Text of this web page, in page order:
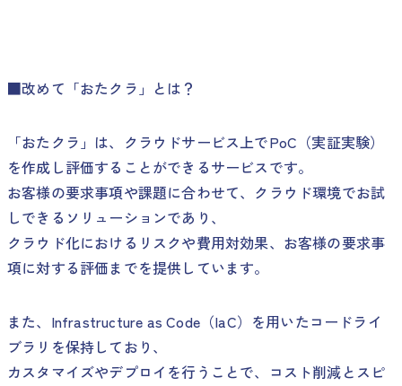
■改めて「おたクラ」とは？
「おたクラ」は、クラウドサービス上でPoC（実証実験）
を作成し評価することができるサービスです。
お客様の要求事項や課題に合わせて、クラウド環境でお試
しできるソリューションであり、
クラウド化におけるリスクや費用対効果、お客様の要求事
項に対する評価までを提供しています。
また、Infrastructure as Code（IaC）を用いたコードライ
ブラリを保持しており、
カスタマイズやデプロイを行うことで、コスト削減とスピ